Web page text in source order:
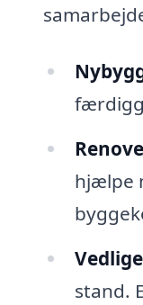
hjælpe
stand.